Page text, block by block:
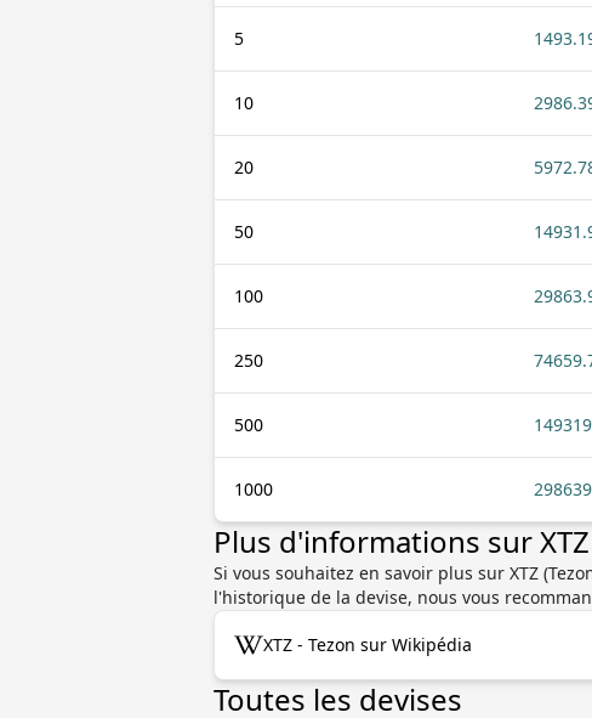
5
10
20
50
100
250
500
1000
Plus d'informations sur XTZ
Si vous souhaitez en savoir plus sur XTZ
l'historique de la devise, nous vous
XTZ - Tezon sur Wikipédia
Toutes les devises